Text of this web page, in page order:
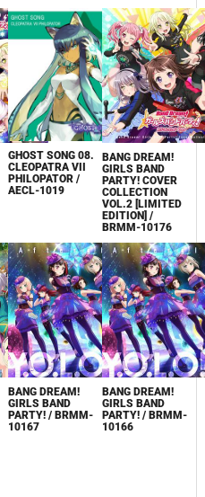
GHOST SONG 08.
CLEOPATRA VII
PHILOPATOR /
AECL-1019
BANG DREAM!
GIRLS BAND
PARTY! COVER
COLLECTION
VOL.2 [LIMITED
EDITION] /
BRMM-10176
BANG DREAM!
GIRLS BAND
PARTY! / BRMM-
10167
BANG DREAM!
GIRLS BAND
PARTY! / BRMM-
10166